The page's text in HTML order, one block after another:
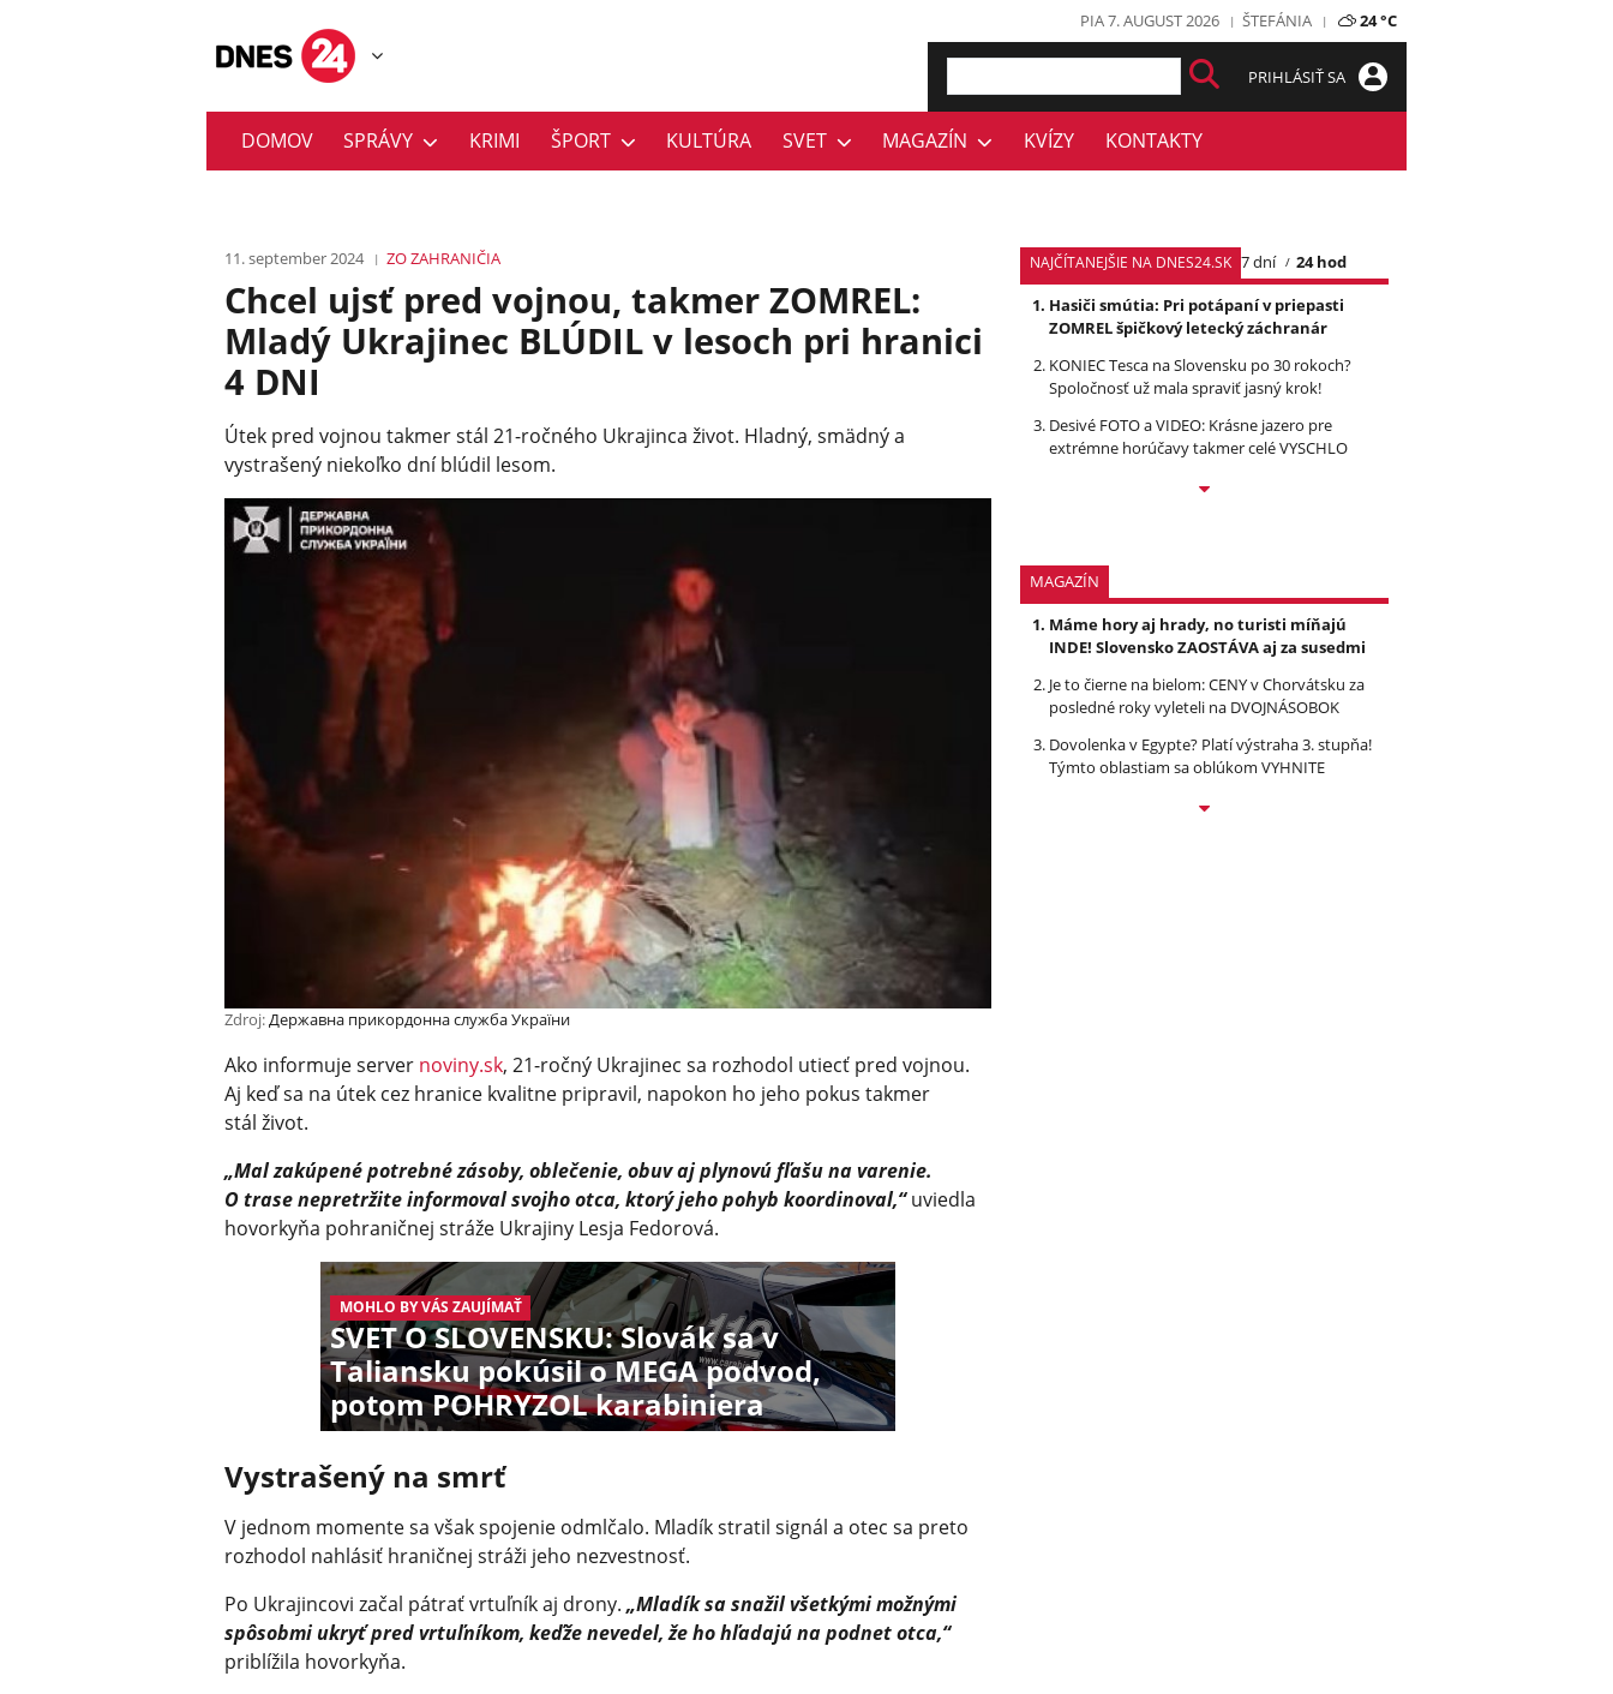
PIA 7. AUGUST 2026 ŠTEFÁNIA 24 °C
PRIHLÁSIŤ SA
DOMOV SPRÁVY KRIMI ŠPORT KULTÚRA SVET MAGAZÍN KVÍZY KONTAKTY
11. september 2024 ZO ZAHRANIČIA
Chcel ujsť pred vojnou, takmer ZOMREL:
Mladý Ukrajinec BLÚDIL v lesoch pri hranici
4 DNI
Útek pred vojnou takmer stál 21-ročného Ukrajinca život. Hladný, smädný a
vystrašený niekoľko dní blúdil lesom.
Zdroj:Державна прикордонна служба України
Ako informuje server noviny.sk, 21-ročný Ukrajinec sa rozhodol utiecť pred vojnou.
Aj keď sa na útek cez hranice kvalitne pripravil, napokon ho jeho pokus takmer
stál život.
„Mal zakúpené potrebné zásoby, oblečenie, obuv aj plynovú fľašu na varenie.
O trase nepretržite informoval svojho otca, ktorý jeho pohyb koordinoval,“uviedla
hovorkyňa pohraničnej stráže Ukrajiny Lesja Fedorová.
MOHLO BY VÁS ZAUJÍMAŤ
SVET O SLOVENSKU: Slovák sa v
Taliansku pokúsil o MEGA podvod,
potom POHRYZOL karabiniera
Vystrašený na smrť
V jednom momente sa však spojenie odmlčalo. Mladík stratil signál a otec sa preto
rozhodol nahlásiť hraničnej stráži jeho nezvestnosť.
Po Ukrajincovi začal pátrať vrtuľník aj drony. „Mladík sa snažil všetkými možnými
spôsobmi ukryť pred vrtuľníkom, keďže nevedel, že ho hľadajú na podnet otca,“
priblížila hovorkyňa.
NAJČÍTANEJŠIE NA DNES24.SK 7 dní
24 hod
Hasiči smútia: Pri potápaní v priepasti
ZOMREL špičkový letecký záchranár
KONIEC Tesca na Slovensku po 30 rokoch?
Spoločnosť už mala spraviť jasný krok!
Desivé FOTO a VIDEO: Krásne jazero pre
extrémne horúčavy takmer celé VYSCHLO
MAGAZÍN
Máme hory aj hrady, no turisti míňajú
INDE! Slovensko ZAOSTÁVA aj za susedmi
Je to čierne na bielom: CENY v Chorvátsku za
posledné roky vyleteli na DVOJNÁSOBOK
Dovolenka v Egypte? Platí výstraha 3. stupňa!
Týmto oblastiam sa oblúkom VYHNITE